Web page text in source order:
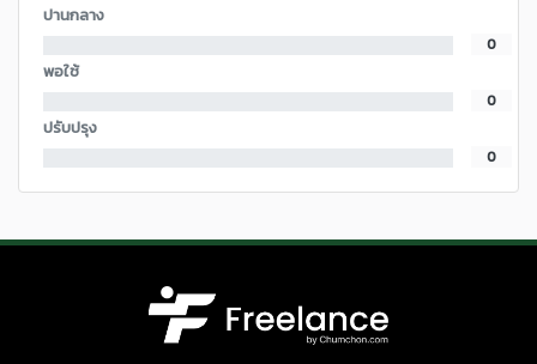
ปานกลาง
0
พอใช้
0
ปรับปรุง
0